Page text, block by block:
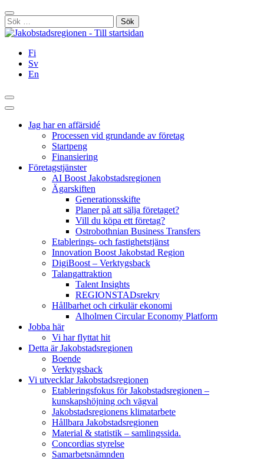
Hoppa
till
innehållet
Stäng
Sök
efter:
Fi
Sv
En
Sök
Huvudmeny
Jag har en affärsidé
Processen vid grundande av företag
Startpeng
Finansiering
Företagstjänster
AI Boost Jakobstadsregionen
Ägarskiften
Generationsskifte
Planer på att sälja företaget?
Vill du köpa ett företag?
Ostrobothnian Business Transfers
Etablerings- och fastighetstjänst
Innovation Boost Jakobstad Region
DigiBoost – Verktygsback
Talangattraktion
Talent Insights
REGIONSTADsrekry
Hållbarhet och cirkulär ekonomi
Alholmen Circular Economy Platform
Jobba här
Vi har flyttat hit
Detta är Jakobstadsregionen
Boende
Verktygsback
Vi utvecklar Jakobstadsregionen
Etableringsfokus för Jakobstadsregionen –
kunskapshöjning och vägval
Jakobstadsregionens klimatarbete
Hållbara Jakobstadsregionen
Material & statistik – samlingssida.
Concordias styrelse
Samarbetsnämnden